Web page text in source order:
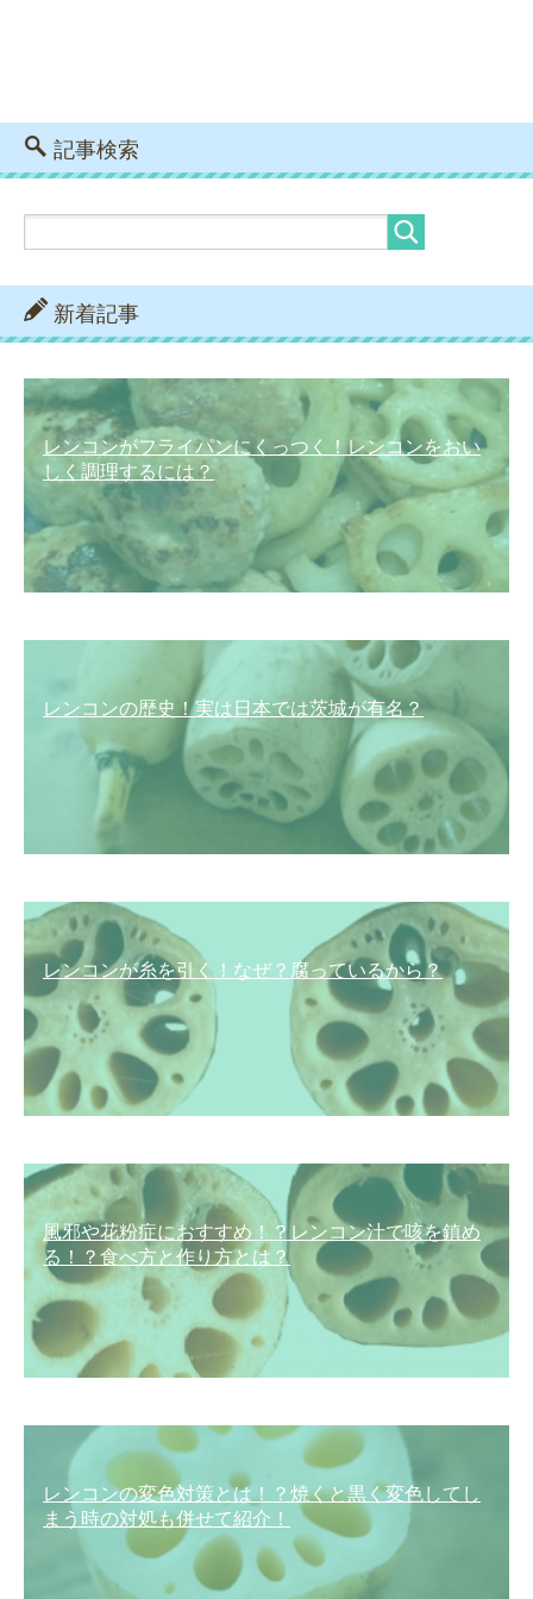
記事検索
新着記事
レンコンがフライパンにくっつく！レンコンをおい
しく調理するには？
レンコンの歴史！実は日本では茨城が有名？
レンコンが糸を引く！なぜ？腐っているから？
風邪や花粉症におすすめ！？レンコン汁で咳を鎮め
る！？食べ方と作り方とは？
レンコンの変色対策とは！？焼くと黒く変色してし
まう時の対処も併せて紹介！